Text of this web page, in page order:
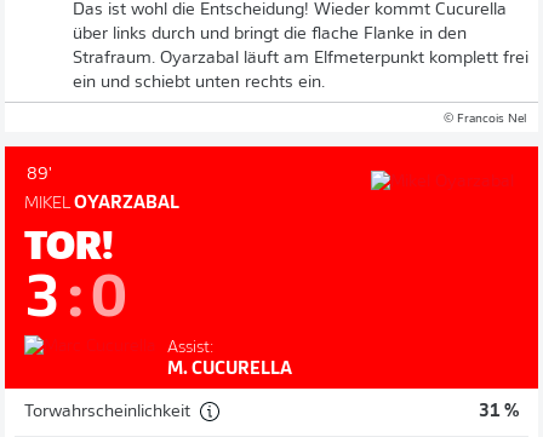
Das ist wohl die Entscheidung! Wieder kommt Cucurella
über links durch und bringt die flache Flanke in den
Strafraum. Oyarzabal läuft am Elfmeterpunkt komplett frei
ein und schiebt unten rechts ein.
© Francois Nel
89'
MIKEL OYARZABAL
TOR!
3 :0
Assist:
M. CUCURELLA
Torwahrscheinlichkeit 31 %